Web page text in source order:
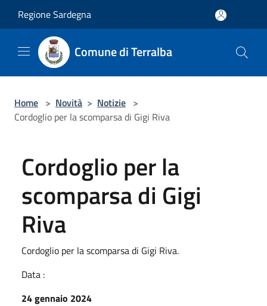
Regione Sardegna
Comune di Terralba
Home > Novità > Notizie >
Cordoglio per la scomparsa di Gigi Riva
Cordoglio per la
scomparsa di Gigi
Riva
Cordoglio per la scomparsa di Gigi Riva.
Data :
24 gennaio 2024